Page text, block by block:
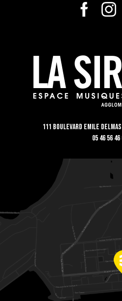
111 Boulevard Emile
05 46 56 46